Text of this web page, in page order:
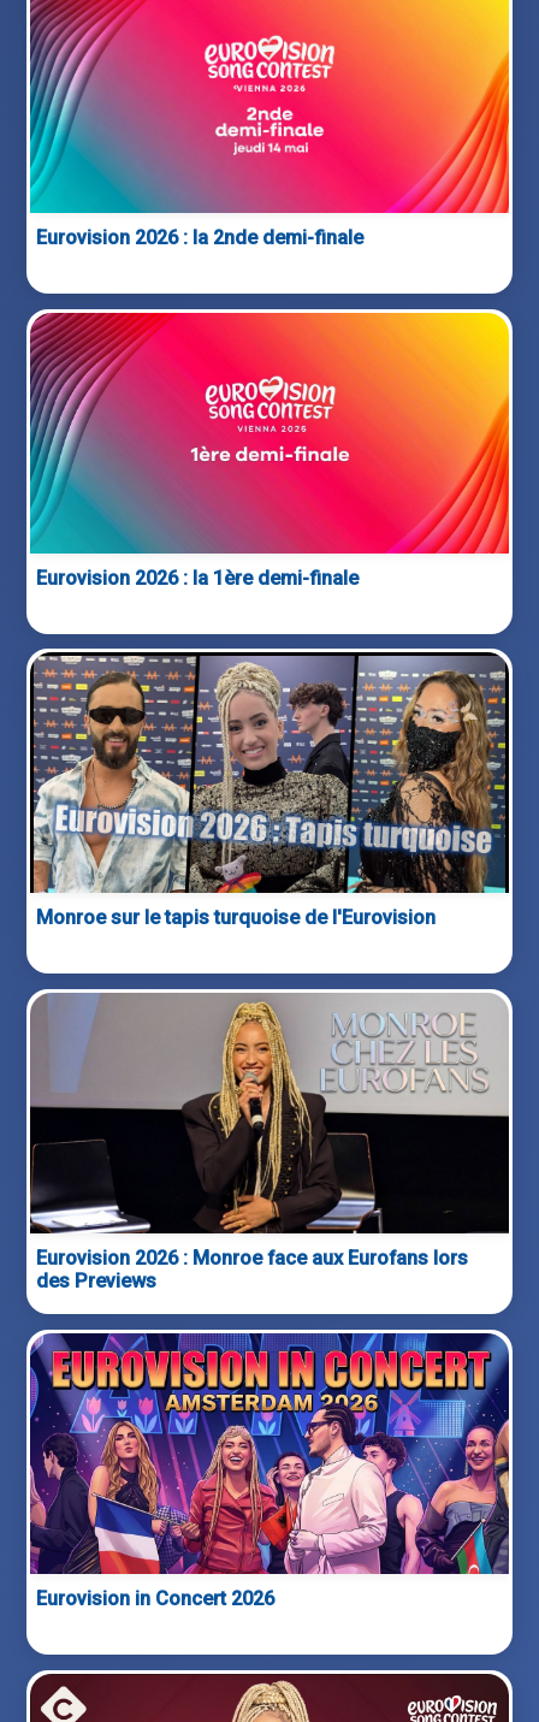
Eurovision 2026 : la 2nde demi-finale
Eurovision 2026 : la 1ère demi-finale
Monroe sur le tapis turquoise de l'Eurovision
Eurovision 2026 : Monroe face aux Eurofans lors
des Previews
Eurovision in Concert 2026